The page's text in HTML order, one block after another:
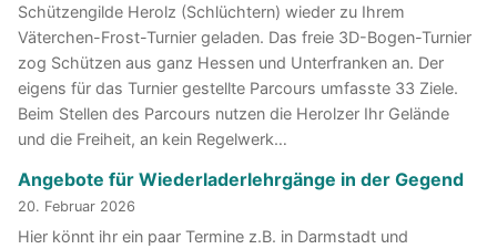
Schützengilde Herolz (Schlüchtern) wieder zu Ihrem
Väterchen-Frost-Turnier geladen. Das freie 3D-Bogen-Turnier
zog Schützen aus ganz Hessen und Unterfranken an. Der
eigens für das Turnier gestellte Parcours umfasste 33 Ziele.
Beim Stellen des Parcours nutzen die Herolzer Ihr Gelände
und die Freiheit, an kein Regelwerk…
Angebote für Wiederladerlehrgänge in der Gegend
20. Februar 2026
Hier könnt ihr ein paar Termine z.B. in Darmstadt und